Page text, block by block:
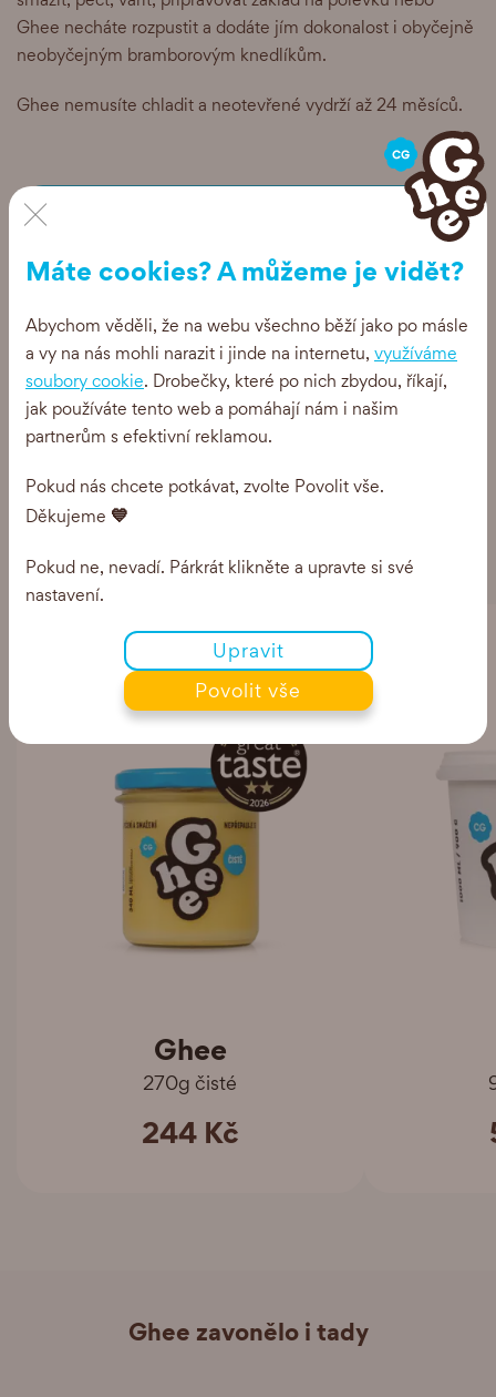
Ghee necháte rozpustit a dodáte jím dokonalost i obyčejně
neobyčejným bramborovým knedlíkům.
Ghee nemusíte chladit a neotevřené vydrží až 24 měsíců.
Recepty, tipy a akce
Posílejte mi newsletter
Ghee
270g čisté
244 Kč
Ghee zavonělo i tady
×
Máte cookies? A můžeme je vidět?
Abychom věděli, že na webu všechno běží jako po másle
a vy na nás mohli narazit i jinde na internetu, využíváme
soubory cookie. Drobečky, které po nich zbydou, říkají,
jak používáte tento web a pomáhají nám i našim
partnerům s efektivní reklamou.
Pokud nás chcete potkávat, zvolte Povolit vše.
Děkujeme 💙
Pokud ne, nevadí. Párkrát klikněte a upravte si své
nastavení.
Upravit
Povolit vše